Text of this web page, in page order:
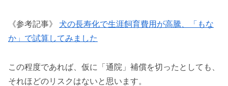
《参考記事》 犬の長寿化で生涯飼育費用が高騰、「もな
か」で試算してみました
この程度であれば、仮に「通院」補償を切ったとしても、
それほどのリスクはないと思います。